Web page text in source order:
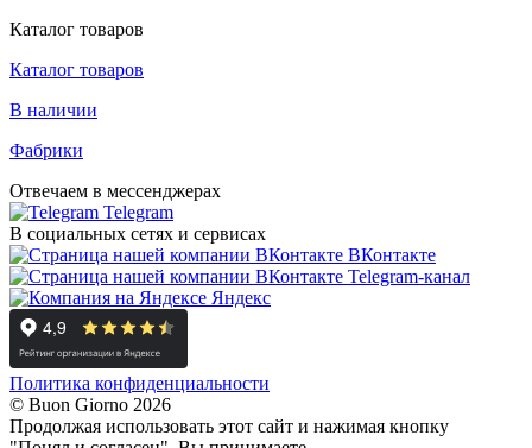
Каталог товаров
Каталог товаров
В наличии
Фабрики
Отвечаем в мессенджерах
Telegram
В социальных сетях и сервисах
ВКонтакте
Telegram-канал
Яндекс
Политика конфиденциальности
© Buon Giorno 2026
Продолжая использовать этот сайт и нажимая кнопку